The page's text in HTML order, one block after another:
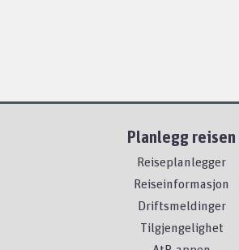
Planlegg reisen
Reiseplanlegger
Reiseinformasjon
Driftsmeldinger
Tilgjengelighet